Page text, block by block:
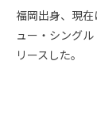
福岡出身、現
ュー・シング
リースした。